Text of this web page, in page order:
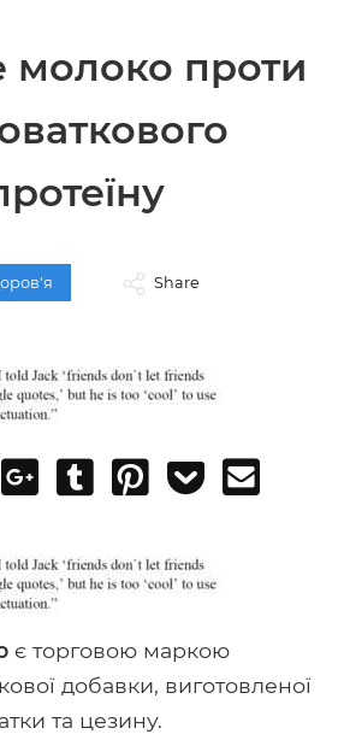
молоко проти
Share
Share
Post
Pin
Add
є торговою маркою
добавки, виготовленої
та цезину.